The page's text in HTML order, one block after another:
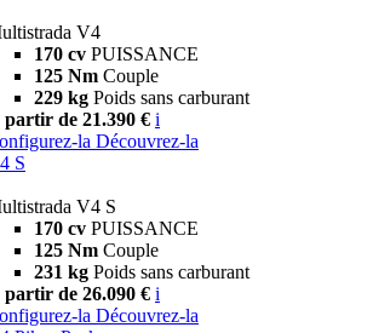
V4
170 cv PUISSANCE
125 Nm Couple
229 kg Poids sans carburant
partir de 21.390 € i
la Découvrez-la
S
V4 S
170 cv PUISSANCE
125 Nm Couple
231 kg Poids sans carburant
partir de 26.090 € i
la Découvrez-la